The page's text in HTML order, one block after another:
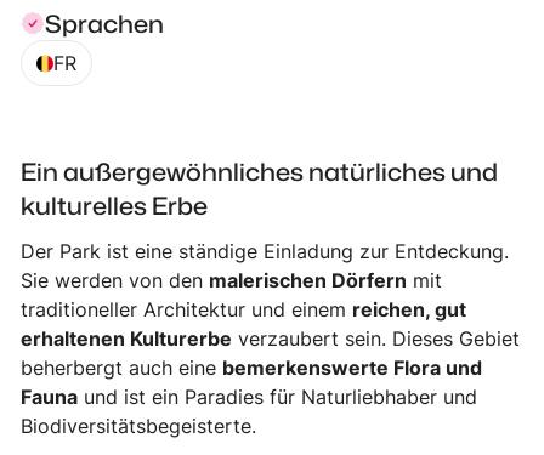
Sprachen
FR
Ein außergewöhnliches natürliches und
kulturelles Erbe
Der Park ist eine ständige Einladung zur Entdeckung.
Sie werden von den malerischen Dörfern mit
traditioneller Architektur und einem reichen, gut
erhaltenen Kulturerbe verzaubert sein. Dieses Gebiet
beherbergt auch eine bemerkenswerte Flora und
Fauna und ist ein Paradies für Naturliebhaber und
Biodiversitätsbegeisterte.